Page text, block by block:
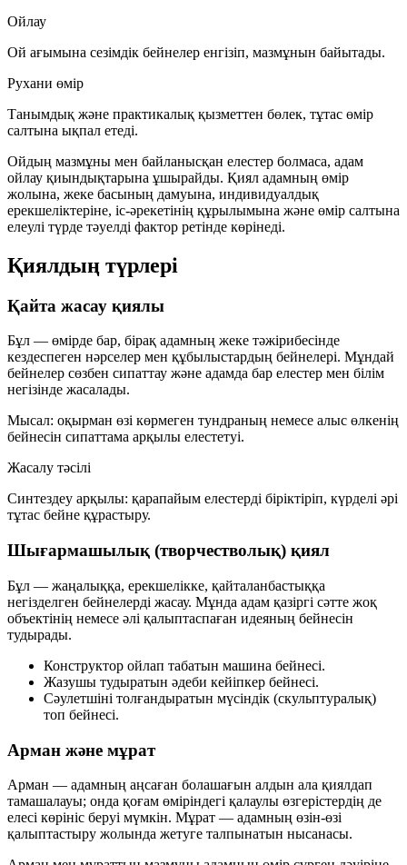
Ойлау
Ой ағымына сезімдік бейнелер енгізіп, мазмұнын байытады.
Рухани өмір
Танымдық және практикалық қызметтен бөлек, тұтас өмір
салтына ықпал етеді.
Ойдың мазмұны мен байланысқан елестер болмаса, адам
ойлау қиындықтарына ұшырайды. Қиял адамның өмір
жолына, жеке басының дамуына, индивидуалдық
ерекшеліктеріне, іс-әрекетінің құрылымына және өмір салтына
елеулі түрде тәуелді фактор ретінде көрінеді.
Қиялдың түрлері
Қайта жасау қиялы
Бұл — өмірде бар, бірақ адамның жеке тәжірибесінде
кездеспеген нәрселер мен құбылыстардың бейнелері. Мұндай
бейнелер сөзбен сипаттау және адамда бар елестер мен білім
негізінде жасалады.
Мысал: оқырман өзі көрмеген тундраның немесе алыс өлкенің
бейнесін сипаттама арқылы елестетуі.
Жасалу тәсілі
Синтездеу арқылы: қарапайым елестерді біріктіріп, күрделі әрі
тұтас бейне құрастыру.
Шығармашылық (творчестволық) қиял
Бұл — жаңалыққа, ерекшелікке, қайталанбастыққа
негізделген бейнелерді жасау. Мұнда адам қазіргі сәтте жоқ
объектінің немесе әлі қалыптаспаған идеяның бейнесін
тудырады.
Конструктор ойлап табатын машина бейнесі.
Жазушы тудыратын әдеби кейіпкер бейнесі.
Сәулетшіні толғандыратын мүсіндік (скульптуралық)
топ бейнесі.
Арман және мұрат
Арман — адамның аңсаған болашағын алдын ала қиялдап
тамашалауы; онда қоғам өміріндегі қалаулы өзгерістердің де
елесі көрініс беруі мүмкін. Мұрат — адамның өзін-өзі
қалыптастыру жолында жетуге талпынатын нысанасы.